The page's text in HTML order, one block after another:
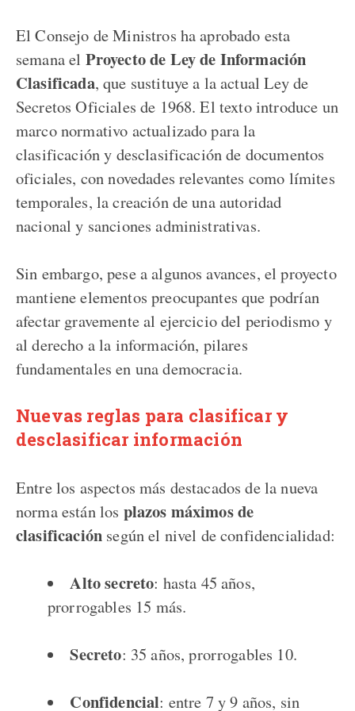
El Consejo de Ministros ha aprobado esta
semana el Proyecto de Ley de Información
Clasificada, que sustituye a la actual Ley de
Secretos Oficiales de 1968. El texto introduce un
marco normativo actualizado para la
clasificación y desclasificación de documentos
oficiales, con novedades relevantes como límites
temporales, la creación de una autoridad
nacional y sanciones administrativas.
Sin embargo, pese a algunos avances, el proyecto
mantiene elementos preocupantes que podrían
afectar gravemente al ejercicio del periodismo y
al derecho a la información, pilares
fundamentales en una democracia.
Nuevas reglas para clasificar y
desclasificar información
Entre los aspectos más destacados de la nueva
norma están los plazos máximos de
clasificación según el nivel de confidencialidad:
Alto secreto: hasta 45 años,
prorrogables 15 más.
Secreto: 35 años, prorrogables 10.
Confidencial: entre 7 y 9 años, sin